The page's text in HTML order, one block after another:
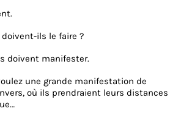
ils le faire ?
doivent manifester.
une grande manifestation de
où ils prendraient leurs distances